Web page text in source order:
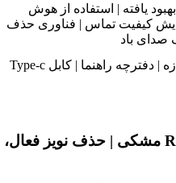
یافته | استفاده از هوش
کیفیت تماس | فناوری حذف
هندزفری بلوتوثی انکر R50i NC مشکی | حذف نویز فعال،